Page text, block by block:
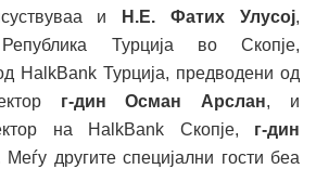
и Н.Е. Фатих Улусој,
Турција во Скопје,
HalkBank Турција, предводени од
г-дин Осман Арслан, и
на HalkBank Скопје, г-дин
Меѓу другите специјални гости беа